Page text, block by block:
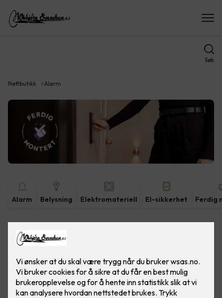
Søk
Nettbutikk Alarm
Alarm Belysning Elektromateriell El-sikkerhet Ferdig
Vis flerefiltre